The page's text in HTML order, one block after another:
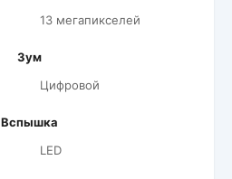
13 мегапикселей
Зум
Цифровой
Вспышка
LED